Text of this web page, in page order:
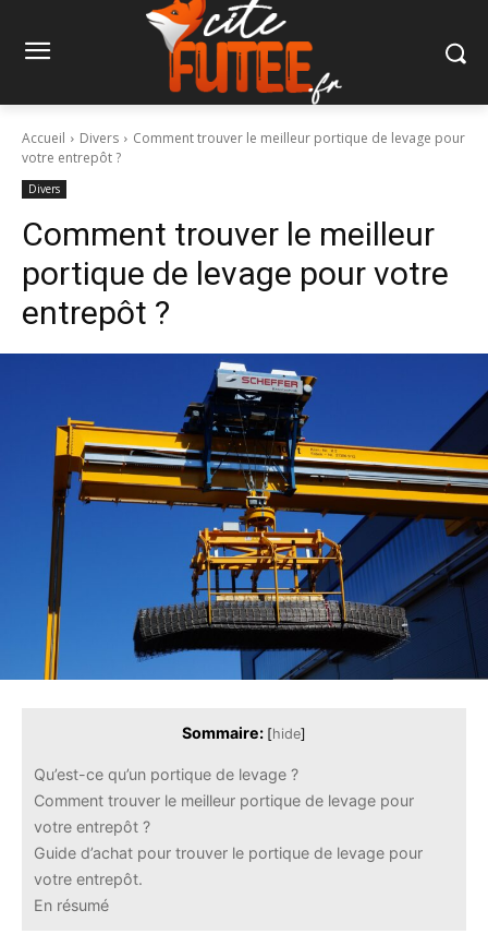
Accueil Divers
Comment trouver le meilleur portique de levage pour
votre entrepôt ?
Divers
Comment trouver le meilleur
portique de levage pour votre
entrepôt ?
Sommaire: [hide]
Qu’est-ce qu’un portique de levage ?
Comment trouver le meilleur portique de levage pour
votre entrepôt ?
Guide d’achat pour trouver le portique de levage pour
votre entrepôt.
En résumé